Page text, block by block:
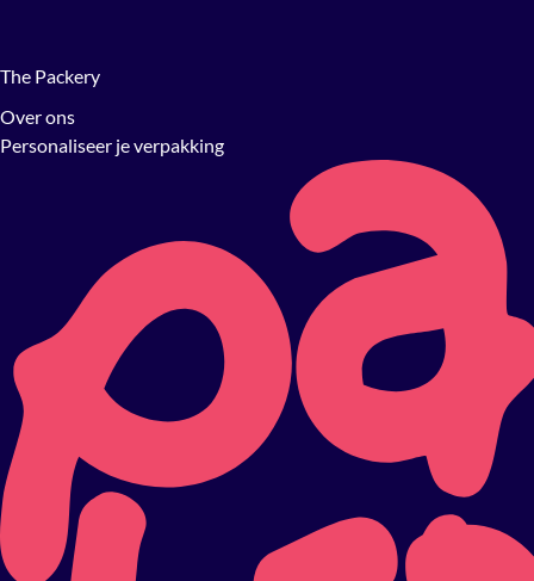
The Packery
Over ons
Personaliseer je verpakking